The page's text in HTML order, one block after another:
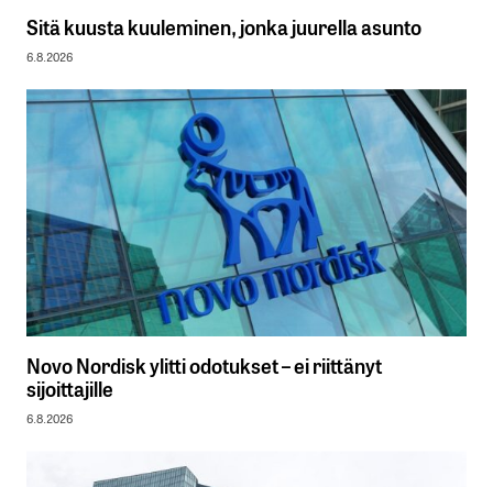
Sitä kuusta kuuleminen, jonka juurella asunto
6.8.2026
Novo Nordisk ylitti odotukset – ei riittänyt
sijoittajille
6.8.2026